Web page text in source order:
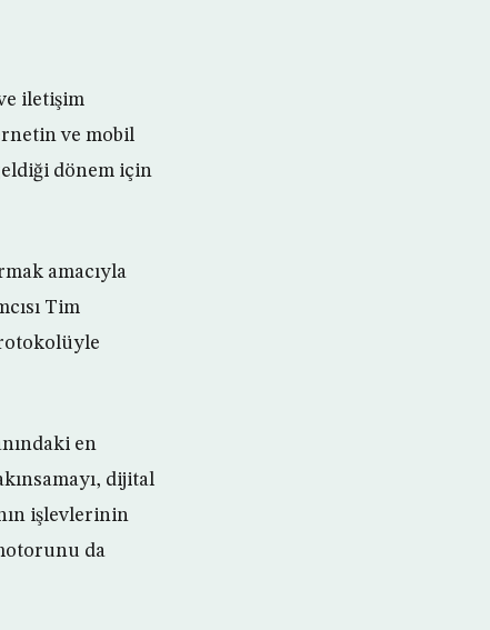
iletişim
ve mobil
dönem için
amacıyla
Tim
en
dijital
işlevlerinin
da